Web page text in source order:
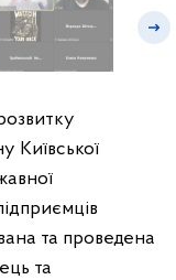
Київської
та проведена
та